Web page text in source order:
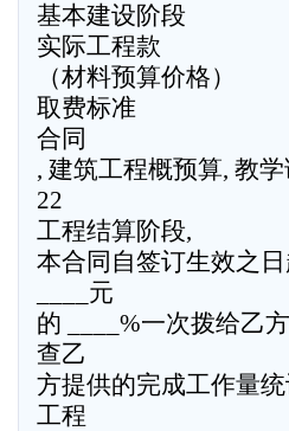
基本建设阶段
实际工程款
（材料预算价格）
取费标准
合同
, 建筑工程概预算, 教
22
工程结算阶段,
本合同自签订生效之
____元
的 ____%一次拨给乙
查乙
方提供的完成工作量
工程